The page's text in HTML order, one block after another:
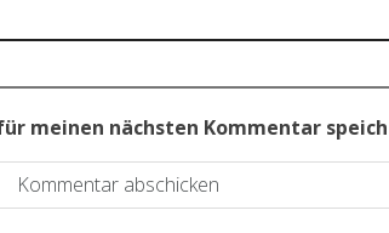
meinen nächsten Kommentar